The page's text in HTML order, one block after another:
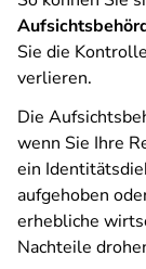
Sie die
verlieren.
Die
wenn Sie Ihre
ein
aufgehoben
erhebliche
Nachteile